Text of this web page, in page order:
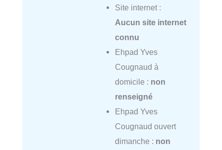
Site internet :
Aucun site internet
connu
Ehpad Yves
Cougnaud à
domicile : non
renseigné
Ehpad Yves
Cougnaud ouvert
dimanche : non